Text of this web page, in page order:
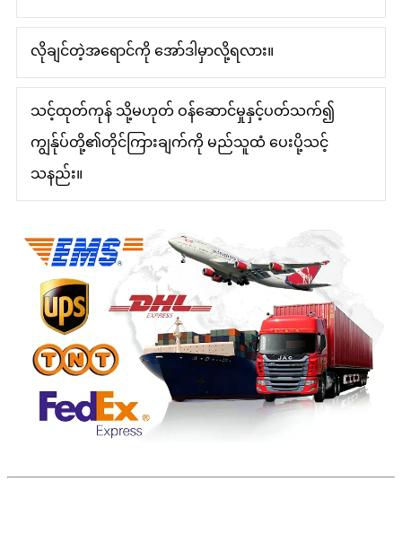
လိုချင်တဲ့အရောင်ကို အော်ဒါမှာလို့ရလား။
သင့်ထုတ်ကုန် သို့မဟုတ် ဝန်ဆောင်မှုနှင့်ပတ်သက်၍
ကျွန်ုပ်တို့၏တိုင်ကြားချက်ကို မည်သူထံ ပေးပို့သင့်
သနည်း။